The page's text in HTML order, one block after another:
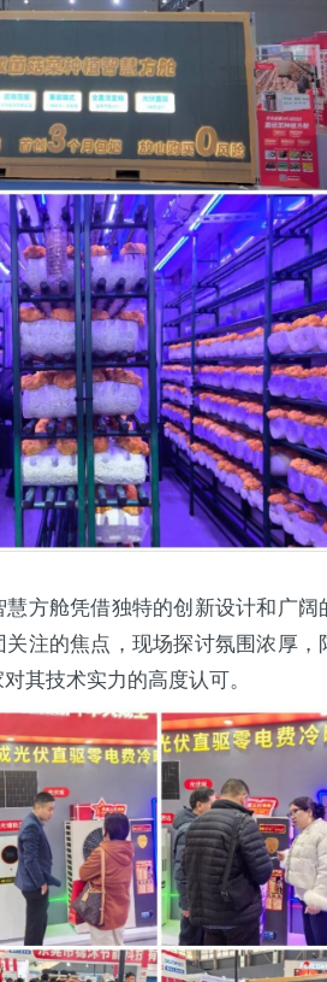
方舱凭借独特的创新设计和广阔
注的焦点，现场探讨氛围浓厚，
其技术实力的高度认可。